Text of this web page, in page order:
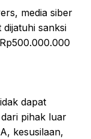
media siber
sanksi
dapat
pihak luar
kesusilaan,